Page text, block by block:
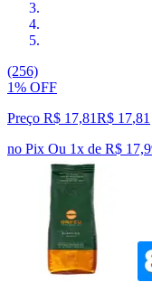
(256)
1% OFF
Preço R$ 17,81R$ 17,81
no Pix Ou 1x de R$